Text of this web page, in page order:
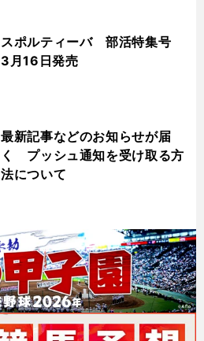
スポルティーバ 部活特集号
3月16日発売
最新記事などのお知らせが届
く プッシュ通知を受け取る方
法について